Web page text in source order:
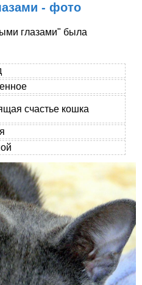
- фото
глазами" была
счастье кошка